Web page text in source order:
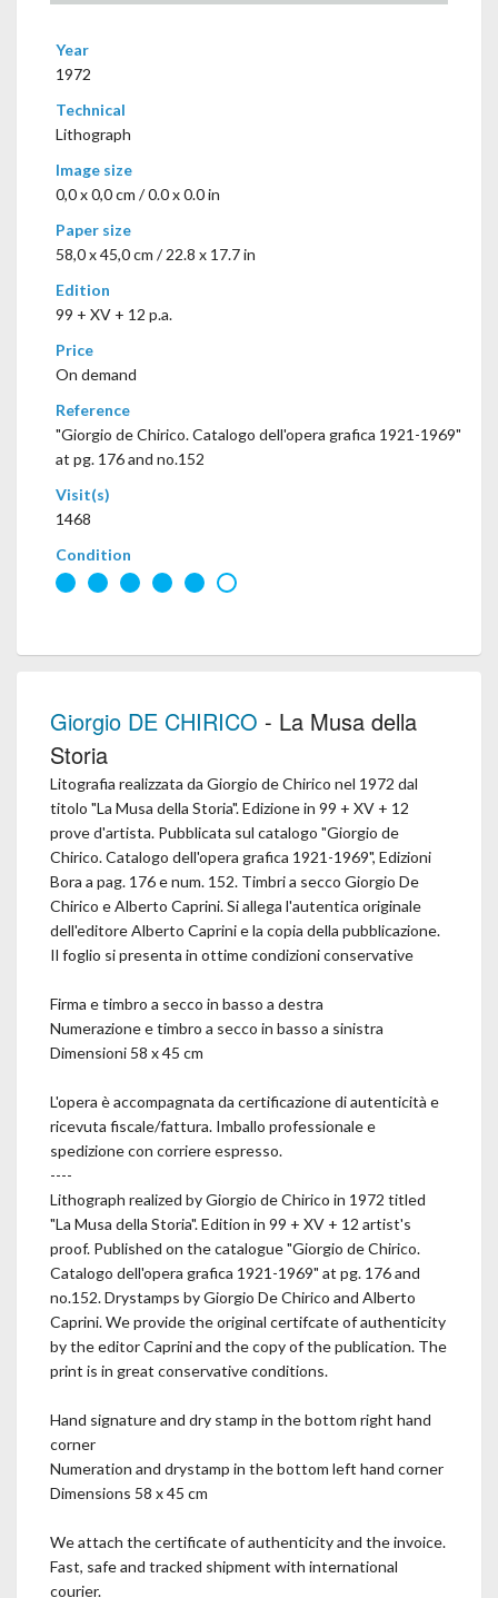
Year
1972
Technical
Lithograph
Image size
0,0 x 0,0 cm / 0.0 x 0.0 in
Paper size
58,0 x 45,0 cm / 22.8 x 17.7 in
Edition
99 + XV + 12 p.a.
Price
On demand
Reference
"Giorgio de Chirico. Catalogo dell'opera grafica 1921-1969"
at pg. 176 and no.152
Visit(s)
1468
Condition
Giorgio DE CHIRICO - La Musa della
Storia
Litografia realizzata da Giorgio de Chirico nel 1972 dal
titolo "La Musa della Storia". Edizione in 99 + XV + 12
prove d'artista. Pubblicata sul catalogo "Giorgio de
Chirico. Catalogo dell'opera grafica 1921-1969", Edizioni
Bora a pag. 176 e num. 152. Timbri a secco Giorgio De
Chirico e Alberto Caprini. Si allega l'autentica originale
dell'editore Alberto Caprini e la copia della pubblicazione.
Il foglio si presenta in ottime condizioni conservative
Firma e timbro a secco in basso a destra
Numerazione e timbro a secco in basso a sinistra
Dimensioni 58 x 45 cm
L'opera è accompagnata da certificazione di autenticità e
ricevuta fiscale/fattura. Imballo professionale e
spedizione con corriere espresso.
----
Lithograph realized by Giorgio de Chirico in 1972 titled
"La Musa della Storia". Edition in 99 + XV + 12 artist's
proof. Published on the catalogue "Giorgio de Chirico.
Catalogo dell'opera grafica 1921-1969" at pg. 176 and
no.152. Drystamps by Giorgio De Chirico and Alberto
Caprini. We provide the original certifcate of authenticity
by the editor Caprini and the copy of the publication. The
print is in great conservative conditions.
Hand signature and dry stamp in the bottom right hand
corner
Numeration and drystamp in the bottom left hand corner
Dimensions 58 x 45 cm
We attach the certificate of authenticity and the invoice.
Fast, safe and tracked shipment with international
courier.